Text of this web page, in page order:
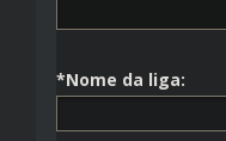
*Nome da liga: